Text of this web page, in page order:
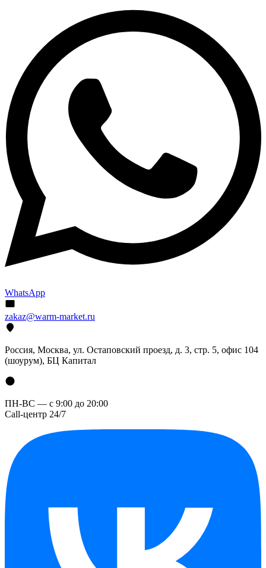
WhatsApp
zakaz@warm-market.ru
Россия, Москва, ул. Остаповский проезд, д. 3, стр. 5, офис 104
(шоурум), БЦ Капитал
ПН-ВС — с 9:00 до 20:00
Call-центр 24/7